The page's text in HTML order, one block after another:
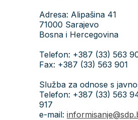
Adresa: Alipašina 41
71000 Sarajevo
Bosna i Hercegovina
Telefon: +387 (33) 563
Fax: +387 (33) 563 901
Služba za odnose s
Telefon: +387 (33) 563
917
e-mail: